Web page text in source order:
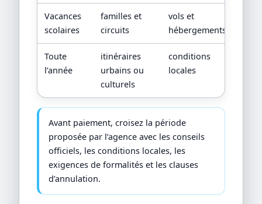
Vacances
scolaires
familles et
circuits
vols et
hébergements
Toute
l’année
itinéraires
urbains ou
culturels
conditions
locales
Avant paiement, croisez la période
proposée par l’agence avec les conseils
officiels, les conditions locales, les
exigences de formalités et les clauses
d’annulation.